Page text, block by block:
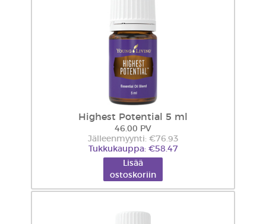
Highest Potential 5 ml
46.00 PV
Jälleenmyynti: €76.93
Tukkukauppa: €58.47
Lisää
ostoskoriin